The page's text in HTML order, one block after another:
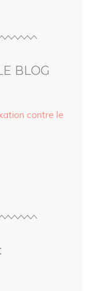
BLOG
contre le